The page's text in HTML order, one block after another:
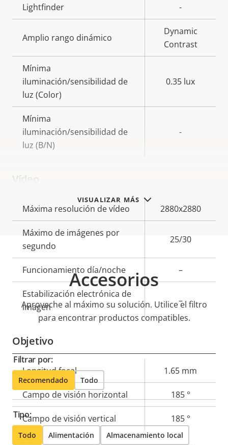
VISUALIZAR MÁS
Lightfinder -
Amplio rango dinámico
Dynamic
Contrast
Mínima
iluminación/sensibilidad de
luz (Color)
0.35 lux
Mínima
iluminación/sensibilidad de
luz (B/N)
-
Vídeo
Descripción
de
propiedad
Valor de
la
propiedad
Máxima resolución de vídeo 2880x2880
Máximo de imágenes por
segundo
25/30
Funcionamiento día/noche –
Estabilización electrónica de
imagen
–
Objetivo
Descripción
de
propiedad
Valor de
la
propiedad
Longitud focal 1.65 mm
Campo de visión horizontal 185 °
Campo de visión vertical 185 °
Accesorios
Aproveche al máximo su solución. Utilice el filtro
para encontrar productos compatibles.
Filtrar por:
Recomendado Todo
Tipo:
Todo Alimentación Almacenamiento local